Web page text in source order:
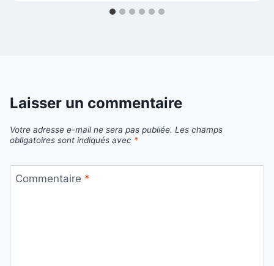
Laisser un commentaire
Votre adresse e-mail ne sera pas publiée. Les champs
obligatoires sont indiqués avec *
Commentaire *